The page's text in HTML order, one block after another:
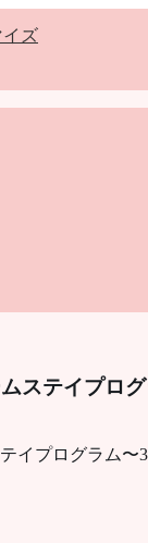
ステイプロ